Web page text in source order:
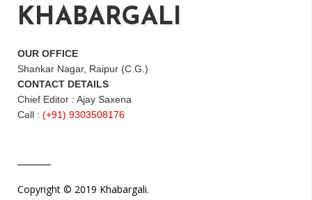
KHABARGALI
OUR OFFICE
Shankar Nagar, Raipur (C.G.)
CONTACT DETAILS
Chief Editor : Ajay Saxena
Call : (+91) 9303508176
Copyright © 2019 Khabargali.